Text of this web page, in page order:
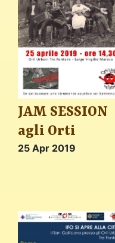
JAM SESSION
agli Orti
25 Apr 2019